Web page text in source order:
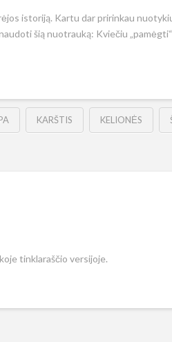
istoriją. Kartu dar pririnkau
šią nuotrauką: Kviečiu
KARŠTIS KELIONĖS
tinklaraščio versijoje.